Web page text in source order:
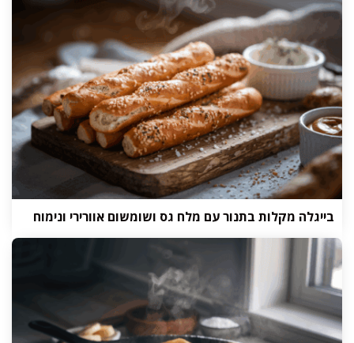
בייגלה מקלות בתנור עם מלח גס ושומשום אוורירי ונימוח